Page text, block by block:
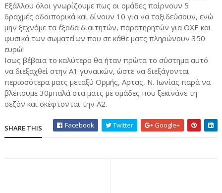
Εξάλλου όλοι γνωρίζουμε πως οι ομάδες παίρνουν 5
δραχμές οδοιπορικά και δίνουν 10 για να ταξιδεύσουν, ενώ
μην ξεχνάμε τα έξοδα διαιτητών, παρατηρητών για ΟΧΕ και
φυσικά των σωματείων που σε κάθε ματς πληρώνουν 350
ευρώ!
Ισως βέβαια το καλύτερο θα ήταν πρώτα το σύστημα αυτό
να διεξαχθεί στην Α1 γυναικών, ώστε να διεξάγονται
περισσότερα ματς μεταξύ Ορμής, Αρτας, Ν. Ιωνίας παρά να
βλέπουμε 30μπαλά στα ματς με ομάδες που ξεκινάνε τη
σεζόν και σκέφτονται την Α2.
SHARE THIS Facebook Twitter Google+